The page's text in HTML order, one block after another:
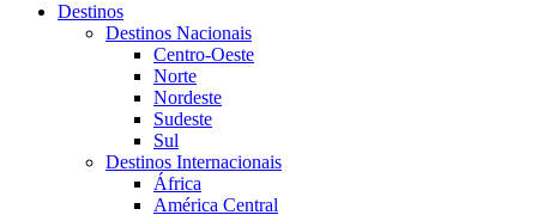
Destinos
Destinos Nacionais
Centro-Oeste
Norte
Nordeste
Sudeste
Sul
Destinos Internacionais
África
América Central